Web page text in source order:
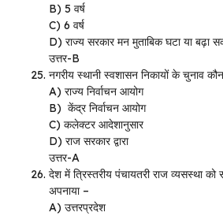
B) 5 वर्ष
C) 6 वर्ष
D) राज्य सरकार मन मुताबिक घटा या बढ़ा
उत्तर-B
नगरीय स्थानी स्वशासन निकायों के चुनाव
A) राज्य निर्वाचन आयोग
B) केंद्र निर्वाचन आयोग
C) कलेक्टर आदेशानुसार
D) राज सरकार द्वारा
उत्तर-A
देश में त्रिस्तरीय पंचायतरी राज व्यसस्था
अपनाया –
A) उत्तरप्रदेश